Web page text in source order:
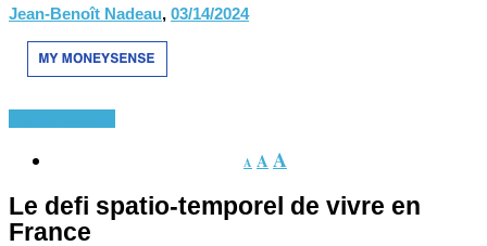
Jean-Benoît Nadeau, 03/14/2024
A AA
Le defi spatio-temporel de vivre en
France